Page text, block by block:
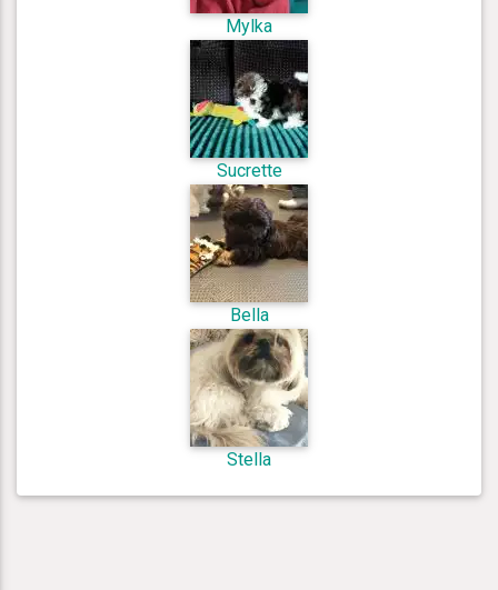
Mylka
Sucrette
Bella
Stella